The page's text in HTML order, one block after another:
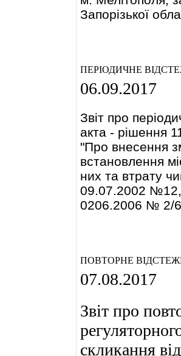
Запорізької
ПЕРІОДИЧНЕ
06.09.2017
Звіт про
акта - рішення
"Про внесення
встановлення
них та втрату
09.07.2002 №12,
0206.2006 № 2/
ПОВТОРНЕ
07.08.2017
Звіт про
скликання